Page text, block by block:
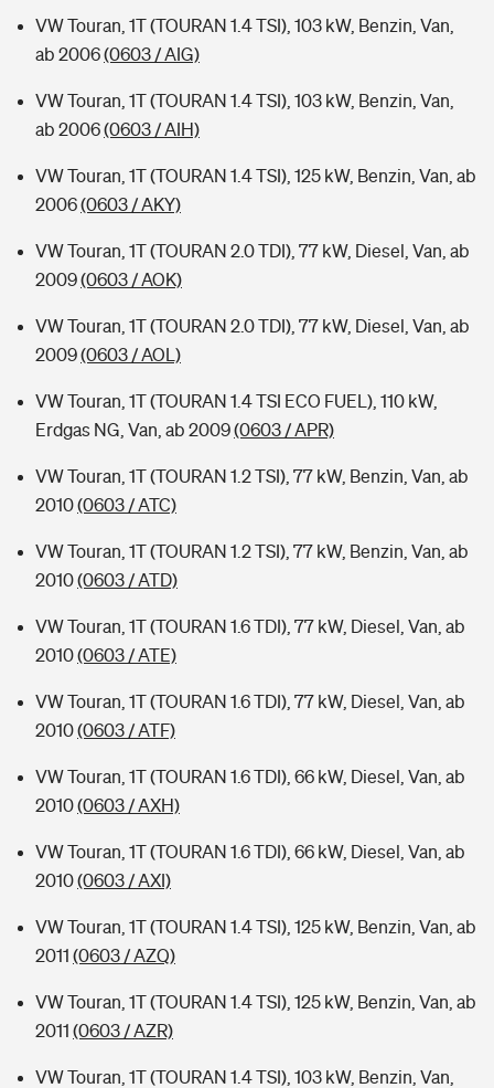
VW Touran, 1T (TOURAN 1.4 TSI), 103 kW, Benzin, Van,
ab 2006(0603 / AIG)
VW Touran, 1T (TOURAN 1.4 TSI), 103 kW, Benzin, Van,
ab 2006(0603 / AIH)
VW Touran, 1T (TOURAN 1.4 TSI), 125 kW, Benzin, Van, ab
2006(0603 / AKY)
VW Touran, 1T (TOURAN 2.0 TDI), 77 kW, Diesel, Van, ab
2009(0603 / AOK)
VW Touran, 1T (TOURAN 2.0 TDI), 77 kW, Diesel, Van, ab
2009(0603 / AOL)
VW Touran, 1T (TOURAN 1.4 TSI ECO FUEL), 110 kW,
Erdgas NG, Van, ab 2009(0603 / APR)
VW Touran, 1T (TOURAN 1.2 TSI), 77 kW, Benzin, Van, ab
2010(0603 / ATC)
VW Touran, 1T (TOURAN 1.2 TSI), 77 kW, Benzin, Van, ab
2010(0603 / ATD)
VW Touran, 1T (TOURAN 1.6 TDI), 77 kW, Diesel, Van, ab
2010(0603 / ATE)
VW Touran, 1T (TOURAN 1.6 TDI), 77 kW, Diesel, Van, ab
2010(0603 / ATF)
VW Touran, 1T (TOURAN 1.6 TDI), 66 kW, Diesel, Van, ab
2010(0603 / AXH)
VW Touran, 1T (TOURAN 1.6 TDI), 66 kW, Diesel, Van, ab
2010(0603 / AXI)
VW Touran, 1T (TOURAN 1.4 TSI), 125 kW, Benzin, Van, ab
2011 (0603 / AZQ)
VW Touran, 1T (TOURAN 1.4 TSI), 125 kW, Benzin, Van, ab
2011 (0603 / AZR)
VW Touran, 1T (TOURAN 1.4 TSI), 103 kW, Benzin, Van,